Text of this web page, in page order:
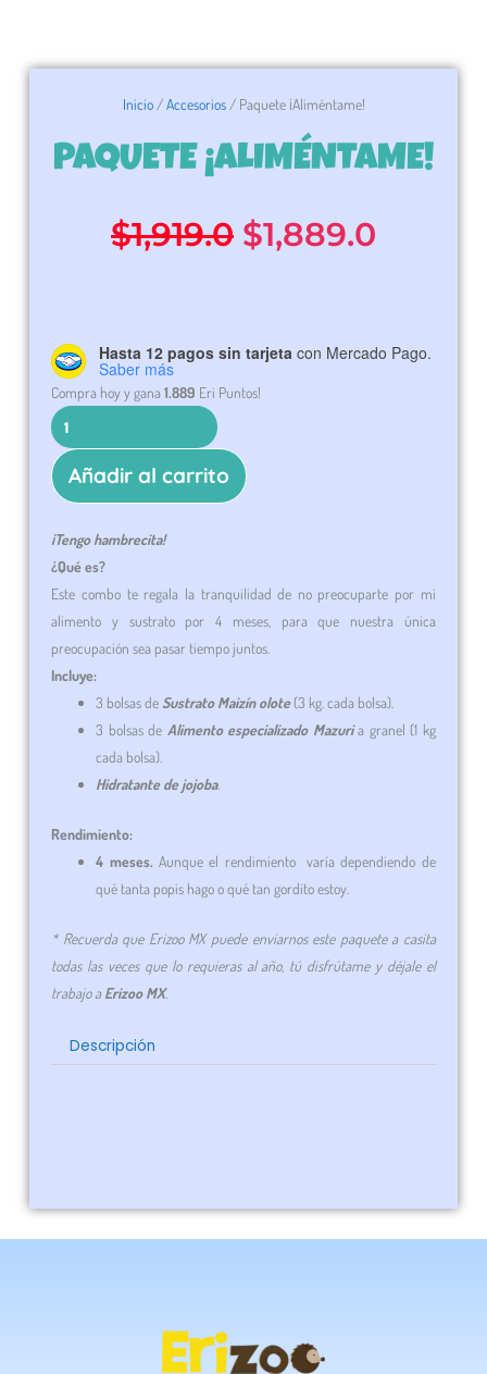
Inicio/Accesorios/ Paquete ¡Aliméntame!
PAQUETE ¡ALIMÉNTAME!
$1,919.0 El
original
$1,919.0.
$1,889.0
actual
Hasta 12 pagos sin tarjeta con Mercado Pago.
Saber más
Compra hoy y gana1.889 Eri Puntos!
Paquete
¡Aliméntame!
cantidad
Añadir al carrito
¡Tengo hambrecita!
¿Qué es?
Este combo te regala la tranquilidad de no preocuparte por mi
alimento y sustrato por 4 meses, para que nuestra única
preocupación sea pasar tiempo juntos.
Incluye:
3 bolsas deSustrato Maizín olote (3 kg. cada bolsa).
3 bolsas de Alimento especializado Mazuria granel (1 kg
cada bolsa).
Hidratante de jojoba.
Rendimiento:
4 meses. Aunque el rendimiento varía dependiendo de
qué tanta popis hago o qué tan gordito estoy.
* Recuerda que Erizoo MX puede enviarnos este paquete a casita
todas las veces que lo requieras al año, tú disfrútame y déjale el
trabajo aErizoo MX.
Descripción